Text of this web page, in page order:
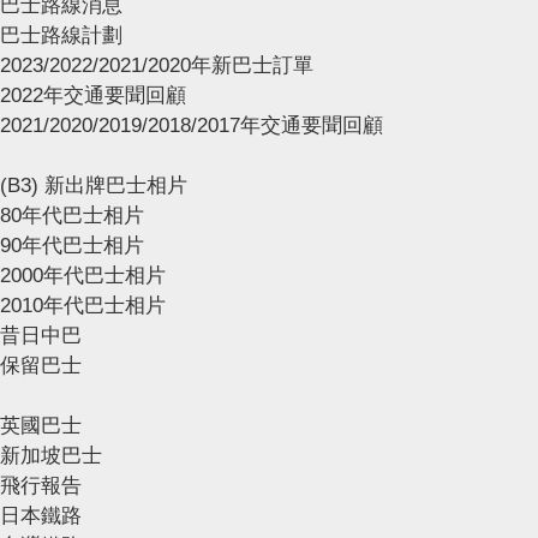
巴士路線計劃
2023/2022/2021/2020年新巴士訂單
2022年交通要聞回顧
2021/2020/2019/2018/2017年交通要聞回顧
(B3) 新出牌巴士相片
80年代巴士相片
90年代巴士相片
2000年代巴士相片
2010年代巴士相片
昔日中巴
保留巴士
英國巴士
新加坡巴士
飛行報告
日本鐵路